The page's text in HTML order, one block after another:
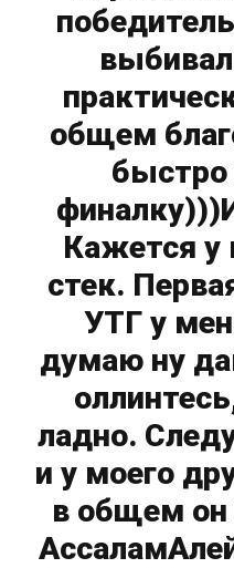
общем
Кажется
стек.
УТГ у
думаю ну
ладно.
и у моего
в общем он